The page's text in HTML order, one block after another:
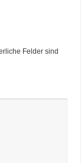
Felder sind